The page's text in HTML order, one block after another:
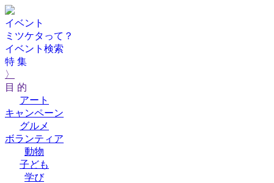
イベント
ミツケタって？
イベント検索
特 集
〉
目 的
アート
キャンペーン
グルメ
ボランティア
動物
子ども
学び